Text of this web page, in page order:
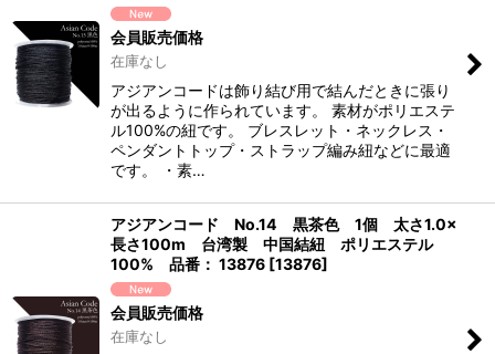
会員販売価格
在庫なし
アジアンコードは飾り結び用で結んだときに張り
が出るように作られています。 素材がポリエステ
ル100%の紐です。 ブレスレット・ネックレス・
ペンダントトップ・ストラップ編み紐などに最適
です。 ・素…
アジアンコード No.14 黒茶色 1個 太さ1.0×
長さ100m 台湾製 中国結紐 ポリエステル
100% 品番： 13876 [13876]
会員販売価格
在庫なし